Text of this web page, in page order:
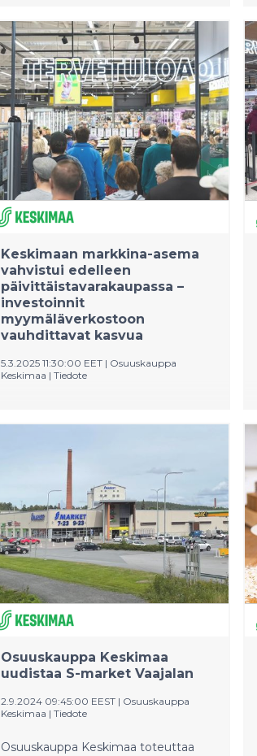
miljoonaa euroa, jossa oli kasvua
edellisvuoteen 2,1 prosenttia.
Marketkaupan tasainen kehitys jatkui
päivittäistavarakaupan myynnin
kasvaessa alan markkinaa paremmin,
myös käyttötavarakauppa on
kääntynyt kasvuun. Yleisesti heikko
suhdannetilanne haastaa erityisesti
ravintolakauppaa.
Keskimaan markkina-asema
vahvistui edelleen
päivittäistavarakaupassa –
investoinnit
myymäläverkostoon
vauhdittavat kasvua
5.3.2025 11:30:00 EET | Osuuskauppa
Keskimaa | Tiedote
2024 liikevaihto nousi hieman ja tulos
merkittävästi
päivittäistavarakaupassa, kun taas
muilla toimialoilla liikevaihto jäi
edellisvuoden tasosta. Vuoden 2024
aikana Keskimaa avasi kolme uutta S-
marketia ja yhden uuden Salen.
Majoitustoiminnan onnistuneen
vuoden huipensi yksi matkailualan
suurimmista uutisista Keski-
Suomessa, Break Sokos Hotel
Himoksen rakentamisen
käynnistyminen keväällä 2024.
Erinomainen tulostaso mahdollistaa
ennätyksellisen ylijäämänpalautuksen
Keskimaan asiakasomistajille.
Osuuskauppa Keskimaa
uudistaa S-market Vaajalan
2.9.2024 09:45:00 EEST | Osuuskauppa
Keskimaa | Tiedote
Osuuskauppa Keskimaa toteuttaa